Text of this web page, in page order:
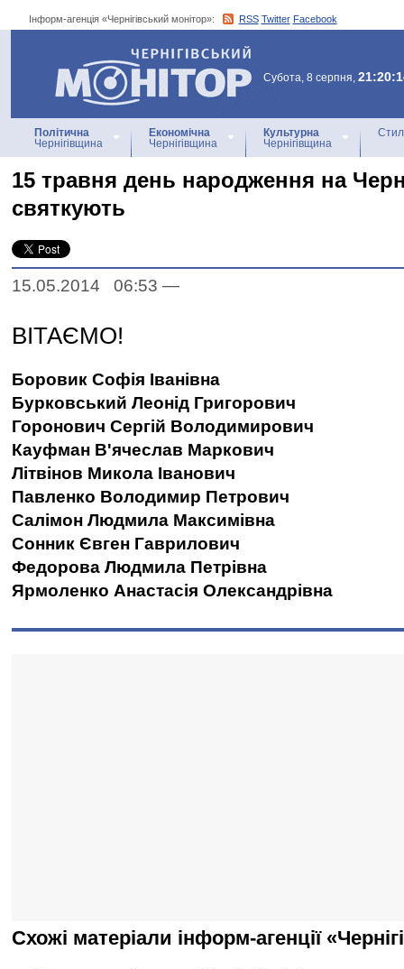
Інформ-агенція «Чернігівський монітор»: RSS Twitter Facebook
Інформ-агенція
«Чернігівський монітор»
Субота, 8 серпня,
Політична
Чернігівщина
Економічна
Чернігівщина
Культурна
Чернігівщина
15 травня день народження на
святкують
15.05.2014 06:53 —
ВІТАЄМО!
Боровик Софія Іванівна
Бурковський Леонід Григорович
Горонович Сергій Володимирович
Кауфман В'ячеслав Маркович
Літвінов Микола Іванович
Павленко Володимир Петрович
Салімон Людмила Максимівна
Сонник Євген Гаврилович
Федорова Людмила Петрівна
Ярмоленко Анастасія Олександрівна
Схожі матеріали інформ-агенції